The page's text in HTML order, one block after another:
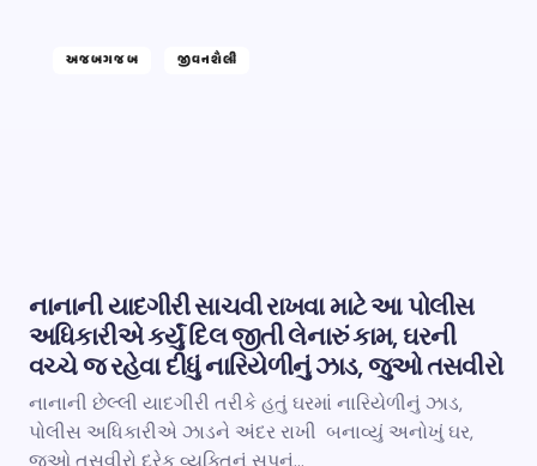
અજબગજબ જીવનશૈલી
નાનાની યાદગીરી સાચવી રાખવા માટે આ પોલીસ
અધિકારીએ કર્યું દિલ જીતી લેનારું કામ, ઘરની
વચ્ચે જ રહેવા દીધું નારિયેળીનું ઝાડ, જુઓ તસવીરો
નાનાની છેલ્લી યાદગીરી તરીકે હતું ઘરમાં નારિયેળીનું ઝાડ,
પોલીસ અધિકારીએ ઝાડને અંદર રાખી બનાવ્યું અનોખું ઘર,
જુઓ તસવીરો દરેક વ્યક્તિનું સપનું…